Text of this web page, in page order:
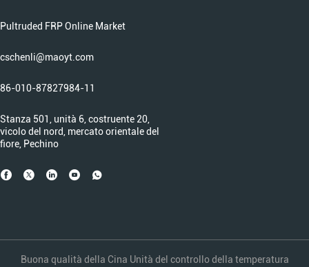
Pultruded FRP Online Market
cschenli@maoyt.com
86-010-87827984-11
Stanza 501, unità 6, costruente 20,
vicolo del nord, mercato orientale del
fiore, Pechino
Buona qualità della Cina Unità del controllo della temperatura